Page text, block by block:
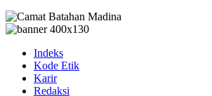
Indeks
Kode Etik
Karir
Redaksi